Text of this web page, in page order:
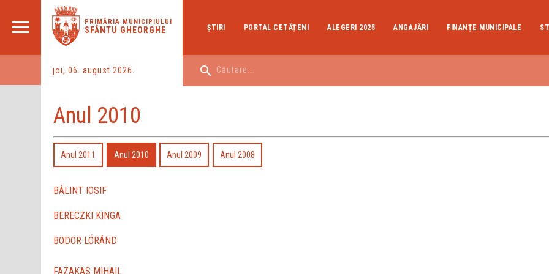
PRIMĂRIA MUNICIPIULUI
SFÂNTU GHEORGHE
joi, 06. august 2026.
ŞTIRI PORTAL CETĂȚENI ALEGERI 2025 ANGAJĂRI FINANȚE MUNICIPALE
Anul 2010
Anul 2011 Anul 2010 Anul 2009 Anul 2008
BÁLINT IOSIF
BERECZKI KINGA
BODOR LÓRÁND
FAZAKAS MIHAIL